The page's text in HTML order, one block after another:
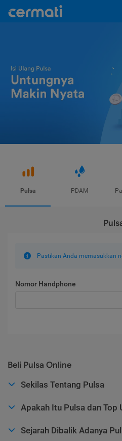
Pulsa PDAM
Pastikan Anda memasukkan
Nomor Handphone
Beli Pulsa Online
Sekilas Tentang Pulsa
Apakah Itu Pulsa dan Top
Sejarah Dibalik Adanya